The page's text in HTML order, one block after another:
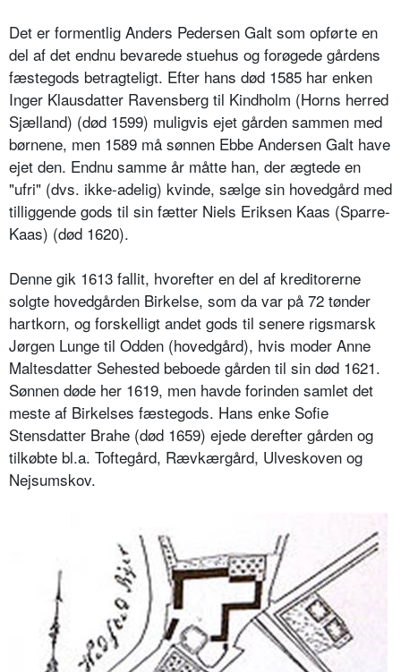
Det er formentlig Anders Pedersen Galt som opførte en
del af det endnu bevarede stuehus og forøgede gårdens
fæstegods betragteligt. Efter hans død 1585 har enken
Inger Klausdatter Ravensberg til Kindholm (Horns herred
Sjælland) (død 1599) muligvis ejet gården sammen med
børnene, men 1589 må sønnen Ebbe Andersen Galt have
ejet den. Endnu samme år måtte han, der ægtede en
"ufri" (dvs. ikke-adelig) kvinde, sælge sin hovedgård med
tilliggende gods til sin fætter Niels Eriksen Kaas (Sparre-
Kaas) (død 1620).
Denne gik 1613 fallit, hvorefter en del af kreditorerne
solgte hovedgården Birkelse, som da var på 72 tønder
hartkorn, og forskelligt andet gods til senere rigsmarsk
Jørgen Lunge til Odden (hovedgård), hvis moder Anne
Maltesdatter Sehested beboede gården til sin død 1621.
Sønnen døde her 1619, men havde forinden samlet det
meste af Birkelses fæstegods. Hans enke Sofie
Stensdatter Brahe (død 1659) ejede derefter gården og
tilkøbte bl.a. Toftegård, Rævkærgård, Ulveskoven og
Nejsumskov.